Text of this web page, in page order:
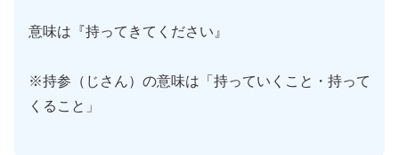
意味は『持ってきてください』
※持参（じさん）の意味は「持っていくこと・持って
くること」